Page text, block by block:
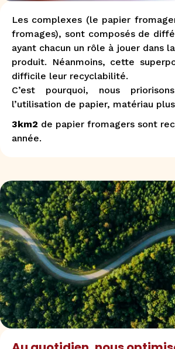
Les complexes (le papier
fromages), sont composés de
ayant chacun un rôle à jouer dans
produit. Néanmoins, cette
difficile leur recyclabilité.
C’est pourquoi, nous
l’utilisation de papier, matériau
3km2 de papier fromagers sont
année.